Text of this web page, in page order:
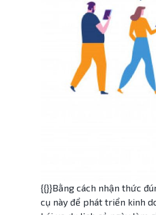
{{}}Bằng cách nhận thức
cụ này để phát triển kinh